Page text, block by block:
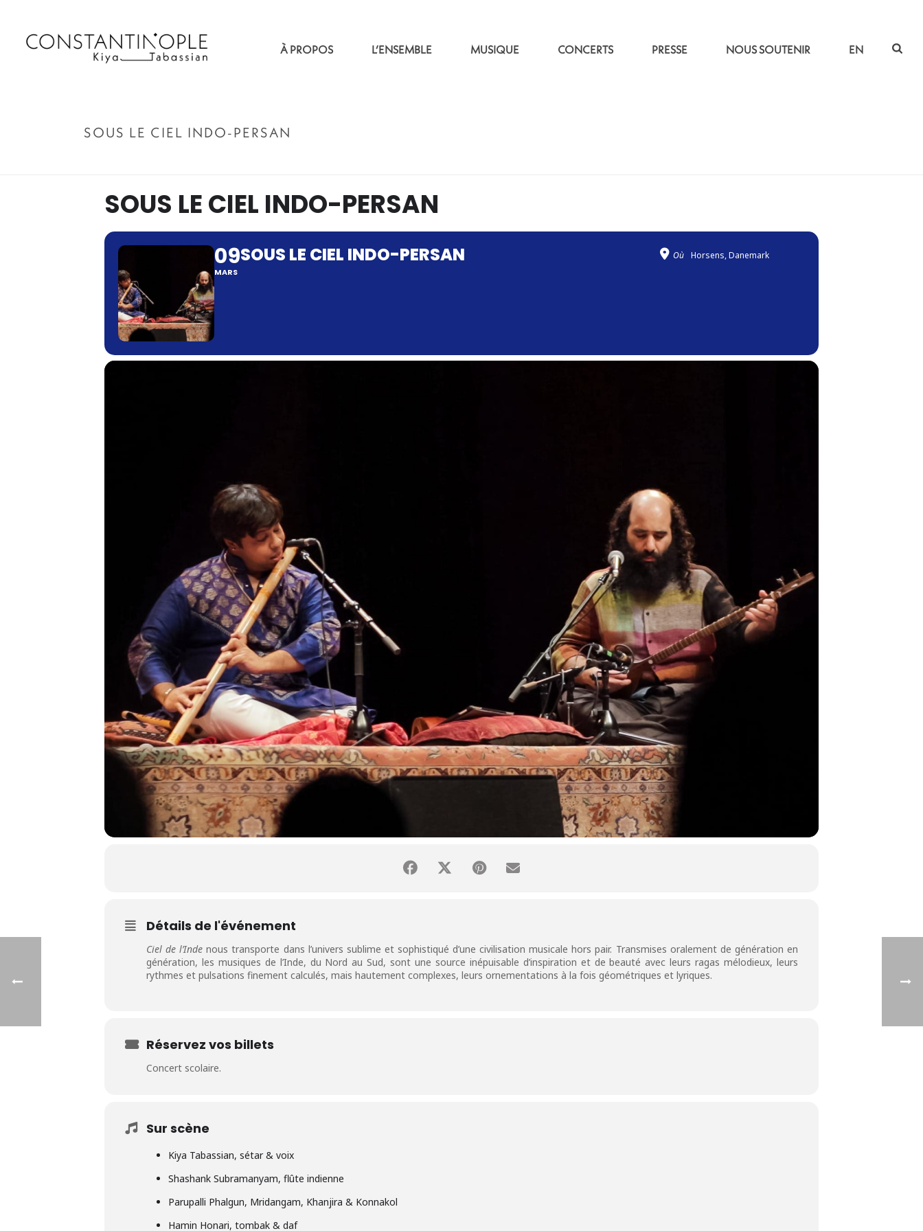
À PROPOS L’ENSEMBLE MUSIQUE CONCERTS PRESSE NOUS SOUTENIR EN
SOUS LE CIEL INDO-PERSAN
SOUS LE CIEL INDO-PERSAN
09
MARS
SOUS LE CIEL INDO-PERSAN Où Horsens, Danemark
Détails de l'événement
Ciel de l’Inde nous transporte dans l’univers sublime et sophistiqué d’une civilisation musicale hors pair. Transmises oralement de génération en
génération, les musiques de l’Inde, du Nord au Sud, sont une source inépuisable d’inspiration et de beauté avec leurs ragas mélodieux, leurs
rythmes et pulsations finement calculés, mais hautement complexes, leurs ornementations à la fois géométriques et lyriques.
Réservez vos billets
Concert scolaire.
Sur scène
Kiya Tabassian, sétar & voix
Shashank Subramanyam, flûte indienne
Parupalli Phalgun, Mridangam, Khanjira & Konnakol
Hamin Honari, tombak & daf